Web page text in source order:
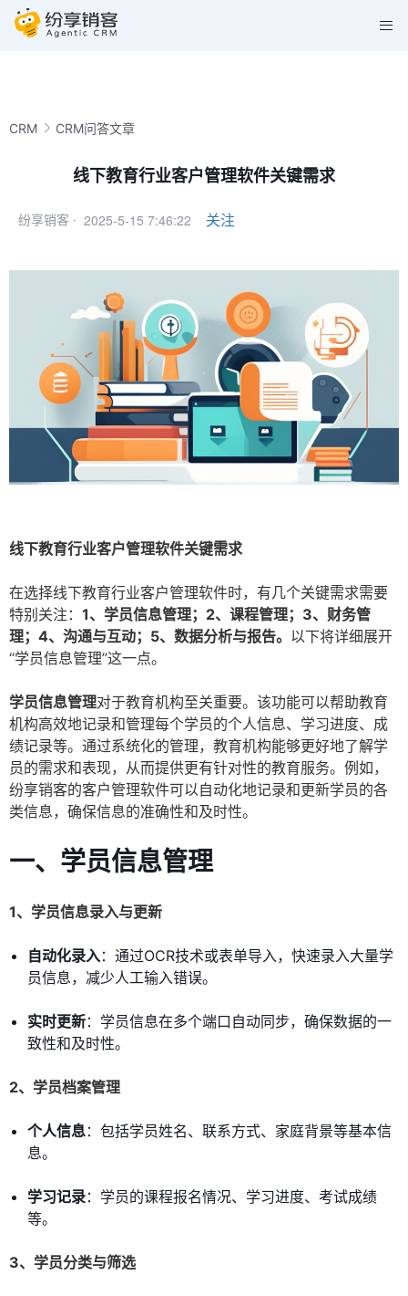
CRM CRM问答文章
线下教育行业客户管理软件关键需求
纷享销客 · 2025-5-15 7:46:22 关注
线下教育行业客户管理软件关键需求
在选择线下教育行业客户管理软件时，有几个关键需求需要
特别关注： 1、学员信息管理；2、课程管理；3、财务管
理；4、沟通与互动；5、数据分析与报告。 以下将详细展开
“学员信息管理”这一点。
学员信息管理对于教育机构至关重要。该功能可以帮助教育
机构高效地记录和管理每个学员的个人信息、学习进度、成
绩记录等。通过系统化的管理，教育机构能够更好地了解学
员的需求和表现，从而提供更有针对性的教育服务。例如，
纷享销客的客户管理软件可以自动化地记录和更新学员的各
类信息，确保信息的准确性和及时性。
一、学员信息管理
1、学员信息录入与更新
自动化录入：通过OCR技术或表单导入，快速录入大量学
员信息，减少人工输入错误。
实时更新：学员信息在多个端口自动同步，确保数据的一
致性和及时性。
2、学员档案管理
个人信息：包括学员姓名、联系方式、家庭背景等基本信
息。
学习记录：学员的课程报名情况、学习进度、考试成绩
等。
3、学员分类与筛选